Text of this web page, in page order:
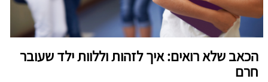
הכאב שלא רואים: איך לזהות וללוות ילד שעובר
חרם